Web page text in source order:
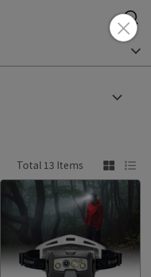
Total 13 Items